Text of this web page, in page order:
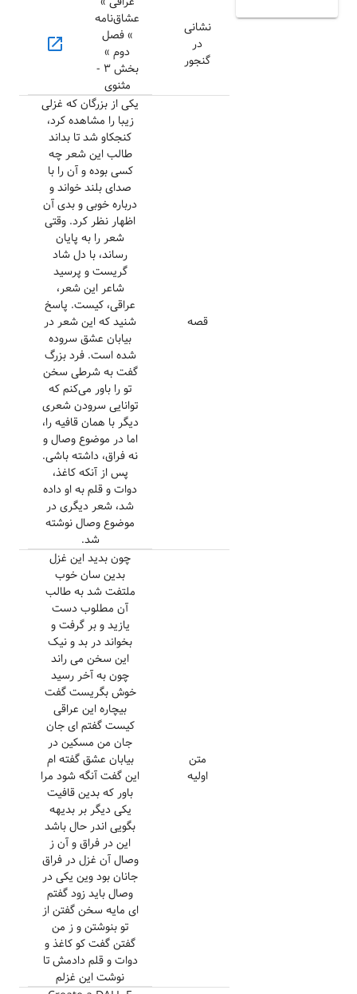
نشانی
در
گنجور
عشاق‌نامه
» فصل
دوم »
بخش ۳ -
مثنوی
open_in_new
قصه
یکی از بزرگان که غزلی
زیبا را مشاهده کرد،
کنجکاو شد تا بداند
طالب این شعر چه
کسی بوده و آن را با
صدای بلند خواند و
درباره خوبی و بدی آن
اظهار نظر کرد. وقتی
شعر را به پایان
رساند، با دل شاد
گریست و پرسید
شاعر این شعر،
عراقی، کیست. پاسخ
شنید که این شعر در
بیابان عشق سروده
شده است. فرد بزرگ
گفت به شرطی سخن
تو را باور می‌کنم که
توانایی سرودن شعری
دیگر با همان قافیه را،
اما در موضوع وصال و
نه فراق، داشته باشی.
پس از آنکه کاغذ،
دوات و قلم به او داده
شد، شعر دیگری در
موضوع وصال نوشته
شد.
متن
اولیه
چون بدید این غزل
بدین سان خوب
ملتفت شد به طالب
آن مطلوب دست
یازید و بر گرفت و
بخواند در بد و نیک
این سخن می راند
چون به آخر رسید
خوش بگریست گفت
بیچاره این عراقی
کیست گفتم ای جان
جان من مسکین در
بیابان عشق گفته ام
این گفت آنگه شود مرا
باور که بدین قافیت
یکی دیگر بر بدیهه
بگویی اندر حال باشد
این در فراق و آن ز
وصال آن غزل در فراق
جانان بود وین یکی در
وصال باید زود گفتم
ای مایه سخن گفتن از
تو بنوشتن و ز من
گفتن گفت کو کاغذ و
دوات و قلم دادمش تا
نوشت این غزلم